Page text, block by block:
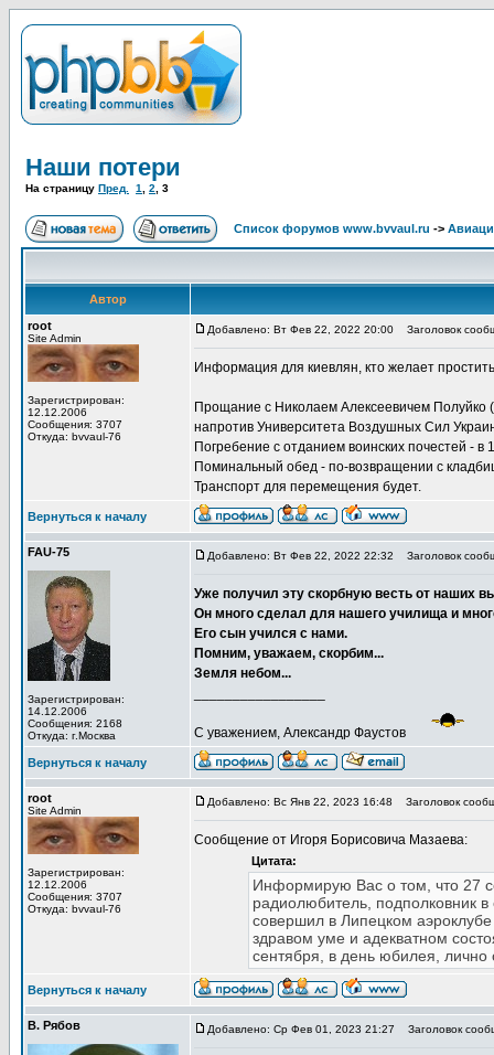
Наши потери
На страницу Пред. 1 2 3
Список форумов www.bvvaul.ru ->
Автор
root
Site Admin
Зарегистрирован:
12.12.2006
Сообщения: 3707
Откуда: bvvaul-76
Добавлено: Вт Фев 22, 2022 20:00 Заголовок
Информация для киевлян, кто желает
Прощание с Николаем Алексеевичем Полуйко
напротив Университета Воздушных Сил
Погребение с отданием воинских почестей -
Поминальный обед - по-возвращении с
Транспорт для перемещения будет.
Вернуться к началу
FAU-75
Зарегистрирован:
14.12.2006
Сообщения: 2168
Откуда: г.Москва
Добавлено: Вт Фев 22, 2022 22:32 Заголовок
Уже получил эту скорбную весть от наших
Он много сделал для нашего училища и
Его сын учился с нами.
Помним, уважаем, скорбим...
Земля небом...
С уважением, Александр Фаустов
Вернуться к началу
root
Site Admin
Зарегистрирован:
12.12.2006
Сообщения: 3707
Откуда: bvvaul-76
Добавлено: Вс Янв 22, 2023 16:48 Заголовок
Сообщение от Игоря Борисовича Мазаева:
Цитата:
Информирую Вас о том, что 27
радиолюбитель, подполковник в
совершил в Липецком
здравом уме и адекватном
сентября, в день юбилея,
Вернуться к началу
В. Рябов Добавлено: Ср Фев 01, 2023 21:27 Заголовок